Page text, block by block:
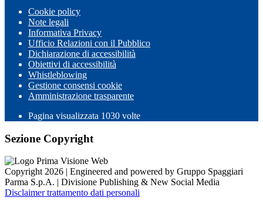
Cookie policy
Note legali
Informativa Privacy
Ufficio Relazioni con il Pubblico
Dichiarazione di accessibilità
Obiettivi di accessibilità
Whistleblowing
Gestione consensi cookie
Amministrazione trasparente
Pagina visualizzata 1030 volte
Sezione Copyright
Copyright 2026 | Engineered and powered by Gruppo Spaggiari
Parma S.p.A. | Divisione Publishing & New Social Media
Disclaimer trattamento dati personali